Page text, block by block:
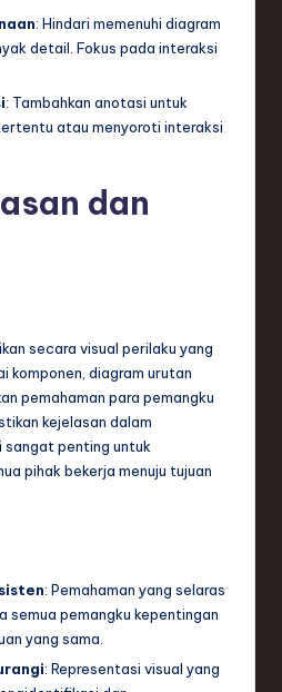
: Hindari memenuhi diagram
detail. Fokus pada interaksi
: Tambahkan anotasi untuk
atau menyoroti interaksi
dan
secara visual perilaku yang
komponen, diagram urutan
pemahaman para pemangku
kejelasan dalam
sangat penting untuk
pihak bekerja menuju tujuan
: Pemahaman yang selaras
semua pemangku kepentingan
yang sama.
: Representasi visual yang